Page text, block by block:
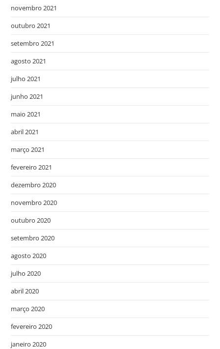
novembro 2021
outubro 2021
setembro 2021
agosto 2021
julho 2021
junho 2021
maio 2021
abril 2021
março 2021
fevereiro 2021
dezembro 2020
novembro 2020
outubro 2020
setembro 2020
agosto 2020
julho 2020
abril 2020
março 2020
fevereiro 2020
janeiro 2020